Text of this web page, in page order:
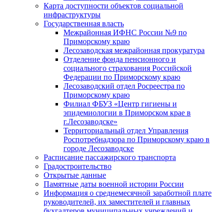
Карта доступности объектов социальной
инфраструктуры
Государственная власть
Межрайонная ИФНС России №9 по
Приморскому краю
Лесозаводская межрайонная прокуратура
Отделение фонда пенсионного и
социального страхования Российской
Федерации по Приморскому краю
Лесозаводский отдел Росреестра по
Приморскому краю
Филиал ФБУЗ «Центр гигиены и
эпидемиологии в Приморском крае в
г.Лесозаводске»
Территориальный отдел Управления
Роспотребнадзора по Приморскому краю в
городе Лесозаводске
Расписание пассажирского транспорта
Градостроительство
Открытые данные
Памятные даты военной истории России
Информация о среднемесячной заработной плате
руководителей, их заместителей и главных